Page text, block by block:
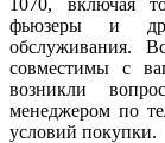
фьюзеры и
обслуживания.
совместимы с
возникли
менеджером по
условий покупки.